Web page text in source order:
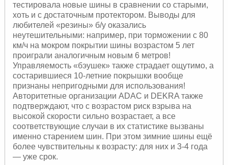
тестировала новые шины в сравнении со старыми,
хоть и с достаточным протектором. Выводы для
любителей «резины» б/у оказались
неутешительными: например, при торможении с 80
км/ч на мокром покрытии шины возрастом 5 лет
проиграли аналогичным новым 6 метров!
Управляемость «бэушек» также страдает ощутимо, а
состарившиеся 10-летние покрышки вообще
признаны непригодными для использования!
Авторитетные организации ADAC и DEKRA также
подтверждают, что с возрастом риск взрыва на
высокой скорости сильно возрастает, а все
соответствующие случаи в их статистике вызваны
именно старением шин. При этом зимние шины ещё
более чувствительны к возрасту: для них и 3-4 года
— уже срок.